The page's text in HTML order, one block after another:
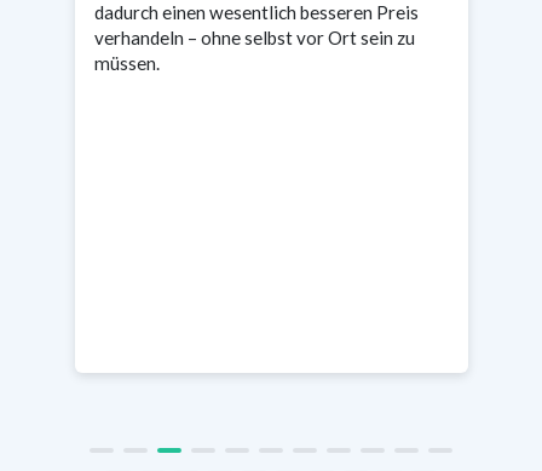
dadurch einen wesentlich besseren Preis
verhandeln – ohne selbst vor Ort sein zu
müssen.